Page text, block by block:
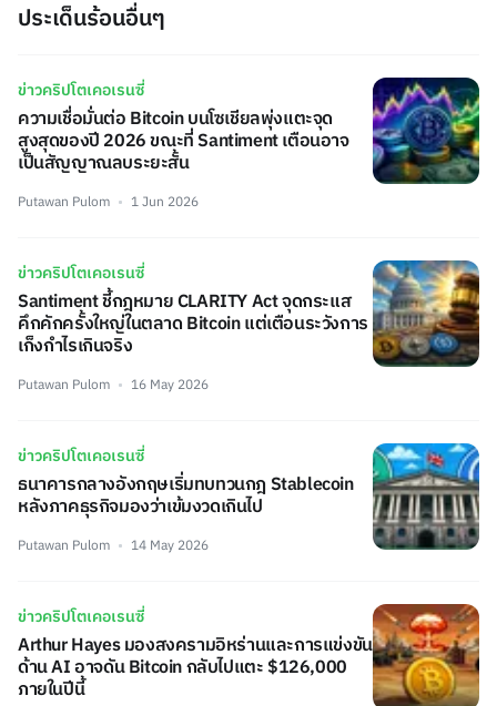
ประเด็นร้อนอื่นๆ
ข่าวคริปโตเคอเรนซี่
ความเชื่อมั่นต่อ Bitcoin บนโซเชียลพุ่งแตะจุด
สูงสุดของปี 2026 ขณะที่ Santiment เตือนอาจ
เป็นสัญญาณลบระยะสั้น
Putawan Pulom 1 Jun 2026
ข่าวคริปโตเคอเรนซี่
Santiment ชี้กฎหมาย CLARITY Act จุดกระแส
คึกคักครั้งใหญ่ในตลาด Bitcoin แต่เตือนระวังการ
เก็งกำไรเกินจริง
Putawan Pulom 16 May 2026
ข่าวคริปโตเคอเรนซี่
ธนาคารกลางอังกฤษเริ่มทบทวนกฎ Stablecoin
หลังภาคธุรกิจมองว่าเข้มงวดเกินไป
Putawan Pulom 14 May 2026
ข่าวคริปโตเคอเรนซี่
Arthur Hayes มองสงครามอิหร่านและการแข่งขัน
ด้าน AI อาจดัน Bitcoin กลับไปแตะ $126,000
ภายในปีนี้